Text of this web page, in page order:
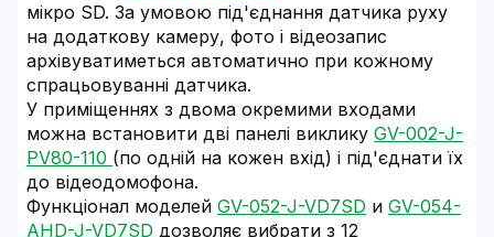
мікро SD. За умовою під'єднання датчика руху
на додаткову камеру, фото і відеозапис
архівуватиметься автоматично при кожному
спрацьовуванні датчика.
У приміщеннях з двома окремими входами
можна встановити дві панелі виклику GV-002-J-
PV80-110 (по одній на кожен вхід) і під'єднати їх
до відеодомофона.
Функціонал моделей GV-052-J-VD7SD и GV-054-
AHD-J-VD7SD дозволяє вибрати з 12